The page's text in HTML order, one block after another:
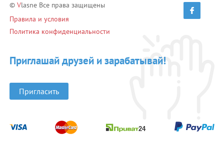
© Vlasne Все права защищены
Правила и условия
Политика конфиденциальности
Приглашай друзей и зарабатывай!
Пригласить